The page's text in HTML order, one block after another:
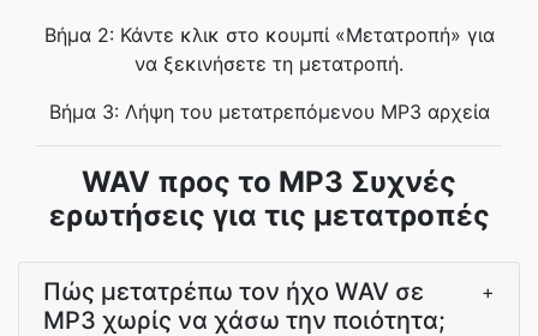
Βήμα 2: Κάντε κλικ στο κουμπί «Μετατροπή» για
να ξεκινήσετε τη μετατροπή.
Βήμα 3: Λήψη του μετατρεπόμενου MP3 αρχεία
WAV προς το MP3 Συχνές
ερωτήσεις για τις μετατροπές
Πώς μετατρέπω τον ήχο WAV σε
MP3 χωρίς να χάσω την ποιότητα;
+